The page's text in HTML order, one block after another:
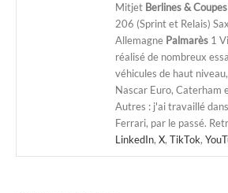
Mitjet Berlines &
206 (Sprint et Relais)
Allemagne Palmarès 1
réalisé de nombreux
véhicules de haut
Nascar Euro, Caterham
Autres : j'ai travaillé
Ferrari, par le passé.
LinkedIn, X, TikTok,